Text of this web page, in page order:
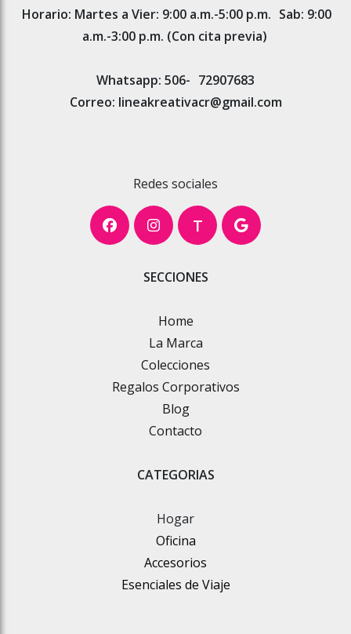
Horario: Martes a Vier: 9:00 a.m.-5:00 p.m. Sab: 9:00
a.m.-3:00 p.m. (Con cita previa)
Whatsapp: 506- 72907683
Correo: lineakreativacr@gmail.com
Redes sociales
T
SECCIONES
Home
La Marca
Colecciones
Regalos Corporativos
Blog
Contacto
CATEGORIAS
Hogar
Oficina
Accesorios
Esenciales de Viaje